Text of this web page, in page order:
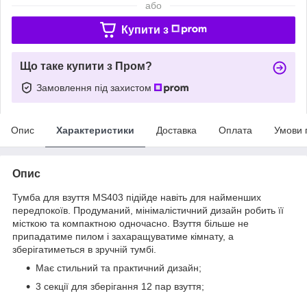
або
Купити з
Що таке купити з Пром?
Замовлення під захистом
Опис Характеристики Доставка Оплата Умови
Опис
Тумба для взуття MS403 підійде навіть для найменших
передпокоїв. Продуманий, мінімалістичний дизайн робить її
місткою та компактною одночасно. Взуття більше не
припадатиме пилом і захаращуватиме кімнату, а
зберігатиметься в зручній тумбі.
Має стильний та практичний дизайн;
3 секції для зберігання 12 пар взуття;